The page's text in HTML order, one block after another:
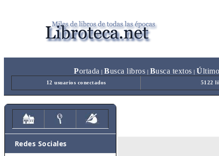
Portada Busca libros Busca textos Ú
12 usuarios conectados 5122
Redes Sociales